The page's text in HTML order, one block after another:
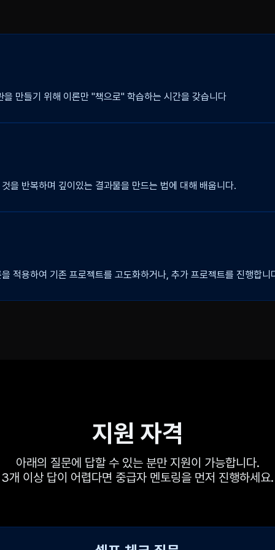
만들기 위해 이론만 "책으로" 학습하는 시간을 갖습니다
을 반복하며 깊이있는 결과물을 만드는 법에 대해 배웁니다.
녹여내지 못하면 사용하지 못하는 "죽은 지식"이라고 할 수 있습니다
니다. 이 시점부터는 이론 학습과 프로젝트를 병행하며 이론을 코드
.
적용하여 기존 프로젝트를 고도화하거나, 추가 프로젝트를 진행합니
지원 자격
아래의 질문에 답할 수 있는 분만 지원이 가능합니다.
3개 이상 답이 어렵다면 중급자 멘토링을 먼저 진행하세요.